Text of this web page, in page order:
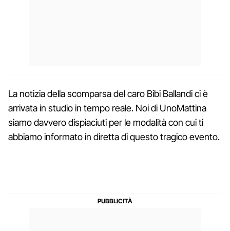
La notizia della scomparsa del caro Bibi Ballandi ci è
arrivata in studio in tempo reale. Noi di UnoMattina
siamo davvero dispiaciuti per le modalità con cui ti
abbiamo informato in diretta di questo tragico evento.